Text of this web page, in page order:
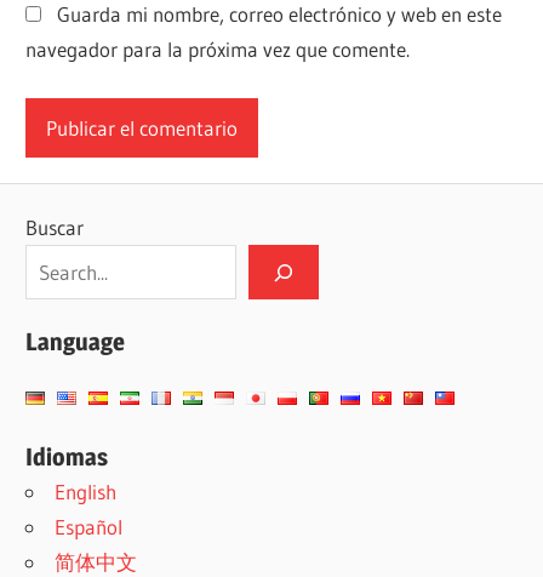
Guarda mi nombre, correo electrónico y web en este
navegador para la próxima vez que comente.
Buscar
Language
Idiomas
English
Español
简体中文